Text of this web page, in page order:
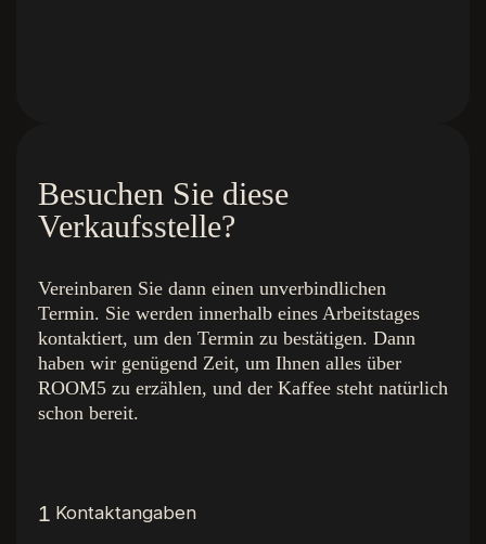
Besuchen Sie diese
Verkaufsstelle?
Vereinbaren Sie dann einen unverbindlichen
Termin. Sie werden innerhalb eines Arbeitstages
kontaktiert, um den Termin zu bestätigen. Dann
haben wir genügend Zeit, um Ihnen alles über
ROOM5 zu erzählen, und der Kaffee steht natürlich
schon bereit.
1 Kontaktangaben
Die Farben
Royal Champagne